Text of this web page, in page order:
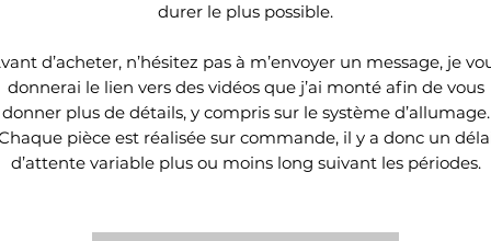
durer le plus possible.
d’acheter, n’hésitez pas à m’envoyer un message, je
donnerai le lien vers des vidéos que j’ai monté afin de vous
donner plus de détails, y compris sur le système d’allumage.
pièce est réalisée sur commande, il y a donc un
d’attente variable plus ou moins long suivant les périodes.